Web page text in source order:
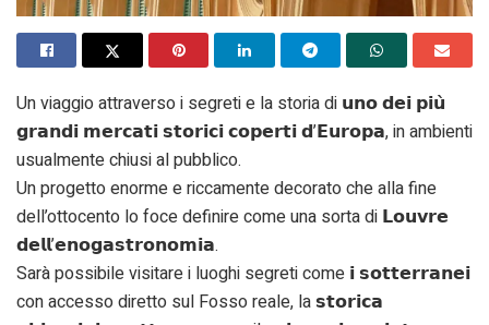
Un viaggio attraverso i segreti e la storia di 𝘂𝗻𝗼 𝗱𝗲𝗶 𝗽𝗶𝘂̀
𝗴𝗿𝗮𝗻𝗱𝗶 𝗺𝗲𝗿𝗰𝗮𝘁𝗶 𝘀𝘁𝗼𝗿𝗶𝗰𝗶 𝗰𝗼𝗽𝗲𝗿𝘁𝗶 𝗱’𝗘𝘂𝗿𝗼𝗽𝗮, in ambienti
usualmente chiusi al pubblico.
Un progetto enorme e riccamente decorato che alla fine
dell’ottocento lo foce definire come una sorta di 𝗟𝗼𝘂𝘃𝗿𝗲
𝗱𝗲𝗹𝗹’𝗲𝗻𝗼𝗴𝗮𝘀𝘁𝗿𝗼𝗻𝗼𝗺𝗶𝗮.
Sarà possibile visitare i luoghi segreti come 𝗶 𝘀𝗼𝘁𝘁𝗲𝗿𝗿𝗮𝗻𝗲𝗶
con accesso diretto sul Fosso reale, la 𝘀𝘁𝗼𝗿𝗶𝗰𝗮